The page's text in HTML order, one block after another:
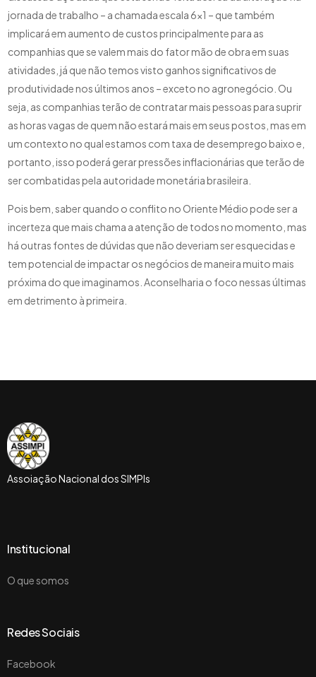
jornada de trabalho – a chamada escala 6×1 – que também
implicará em aumento de custos principalmente para as
companhias que se valem mais do fator mão de obra em suas
atividades, já que não temos visto ganhos significativos de
produtividade nos últimos anos – exceto no agronegócio. Ou
seja, as companhias terão de contratar mais pessoas para suprir
as horas vagas de quem não estará mais em seus postos, mas em
um contexto no qual estamos com taxa de desemprego baixo e,
portanto, isso poderá gerar pressões inflacionárias que terão de
ser combatidas pela autoridade monetária brasileira.
Pois bem, saber quando o conflito no Oriente Médio pode ser a
incerteza que mais chama a atenção de todos no momento, mas
há outras fontes de dúvidas que não deveriam ser esquecidas e
tem potencial de impactar os negócios de maneira muito mais
próxima do que imaginamos. Aconselharia o foco nessas últimas
em detrimento à primeira.
Assoiação Nacional dos SIMPIs
Institucional
O que somos
Redes Sociais
Facebook